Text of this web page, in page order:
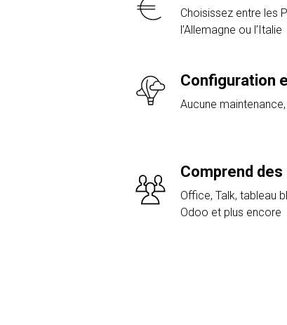
Choisissez entre les
l’Allemagne ou l’Italie
Configuration
Aucune
Comprend
Office, Talk, tableau
Odoo et plus encore